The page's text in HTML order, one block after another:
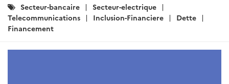
Catégories
:
Secteur-bancaire
Secteur-electrique
Telecommunications
Inclusion-Financiere
Dette
Financement